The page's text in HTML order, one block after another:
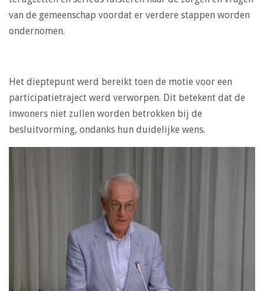
van de gemeenschap voordat er verdere stappen worden
ondernomen.
Het dieptepunt werd bereikt toen de motie voor een
participatietraject werd verworpen. Dit betekent dat de
inwoners niet zullen worden betrokken bij de
besluitvorming, ondanks hun duidelijke wens.